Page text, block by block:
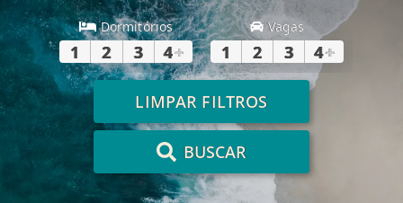
Dormitórios
1 2 3 4+
Vagas
1 2 3 4+
LIMPAR FILTROS
BUSCAR